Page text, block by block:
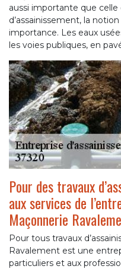
aussi importante que celle
d’assainissement, la
importance. Les eaux
les voies publiques, en
Pour des travaux
aux services de
Maçonnerie
Pour tous travaux
Ravalement est une
particuliers et aux